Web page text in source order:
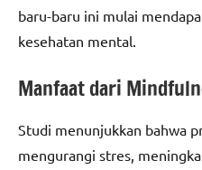
baru-baru ini mulai
kesehatan mental.
Manfaat dari
Studi menunjukkan bahwa
mengurangi stres,